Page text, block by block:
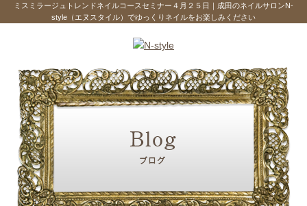
ミスミラージュトレンドネイルコースセミナー４月２５日｜成田のネイルサロンN-
style（エヌスタイル）でゆっくりネイルをお楽しみください